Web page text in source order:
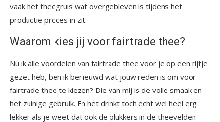
vaak het theegruis wat overgebleven is tijdens het
productie proces in zit.
Waarom kies jij voor fairtrade thee?
Nu ik alle voordelen van fairtrade thee voor je op een rijtje
gezet heb, ben ik benieuwd wat jouw reden is om voor
fairtrade thee te kiezen? Die van mij is de volle smaak en
het zuinige gebruik. En het drinkt toch echt wel heel erg
lekker als je weet dat ook de plukkers in de theevelden